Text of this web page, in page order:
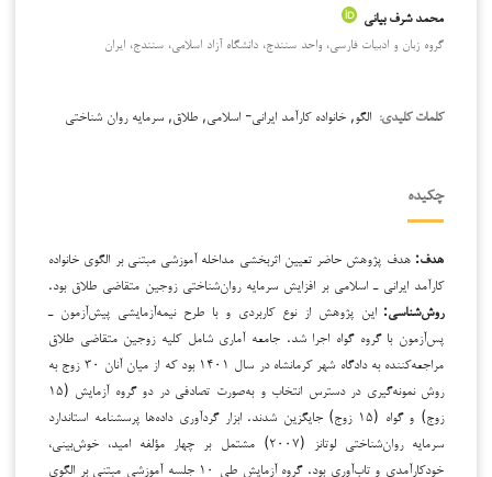
محمد شرف بیانی
گروه زبان و ادبیات فارسی، واحد سنندج، دانشگاه آزاد اسلامی، سنندج، ایران
کلمات کلیدی: الگو, خانواده کارآمد ایرانی- اسلامی, طلاق, سرمایه روان شناختی
چکیده
هدف: هدف پژوهش حاضر تعیین اثربخشی مداخله آموزشی مبتنی بر الگوی خانواده
کارآمد ایرانی ـ اسلامی بر افزایش سرمایه روان‌شناختی زوجین متقاضی طلاق بود.
روش‌شناسی: این پژوهش از نوع کاربردی و با طرح نیمه‌آزمایشی پیش‌آزمون ـ
پس‌آزمون با گروه گواه اجرا شد. جامعه آماری شامل کلیه زوجین متقاضی طلاق
مراجعه‌کننده به دادگاه شهر کرمانشاه در سال ۱۴۰۱ بود که از میان آنان ۳۰ زوج به
روش نمونه‌گیری در دسترس انتخاب و به‌صورت تصادفی در دو گروه آزمایش (۱۵
زوج) و گواه (۱۵ زوج) جایگزین شدند. ابزار گردآوری داده‌ها پرسشنامه استاندارد
سرمایه روان‌شناختی لوتانز (۲۰۰۷) مشتمل بر چهار مؤلفه امید، خوش‌بینی،
خودکارآمدی و تاب‌آوری بود. گروه آزمایش طی ۱۰ جلسه آموزشی مبتنی بر الگوی